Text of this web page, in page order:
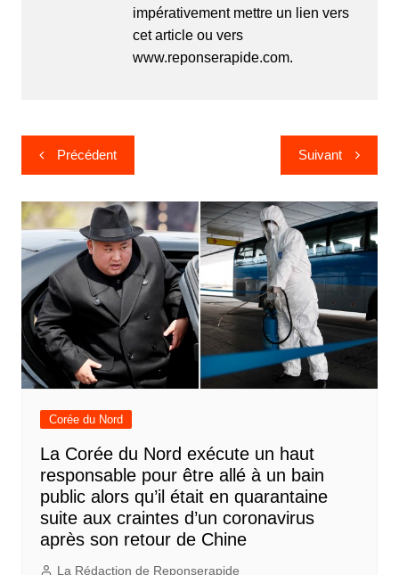
impérativement mettre un lien vers
cet article ou vers
www.reponserapide.com.
Navigation
de
l’article
Précédent Suivant
Corée du Nord
La Corée du Nord exécute un haut
responsable pour être allé à un bain
public alors qu’il était en quarantaine
suite aux craintes d’un coronavirus
après son retour de Chine
La Rédaction de Reponserapide